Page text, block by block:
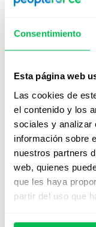
Consentimiento
Esta página web
Las cookies de
el contenido y los
sociales y analizar
información sobre
nuestros partners
web, quienes
que les haya
partir del uso que
🎯👤Vista de
Sigue el impacto
La nueva pestaña
gerentes y HR.
cada empleado a